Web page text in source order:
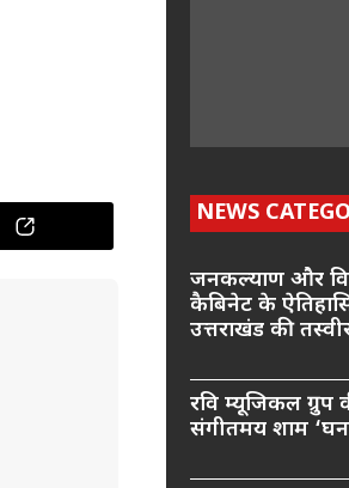
NEWS
जनकल्याण और
कैबिनेट के
उत्तराखंड की
रवि म्यूजिकल
संगीतमय शाम